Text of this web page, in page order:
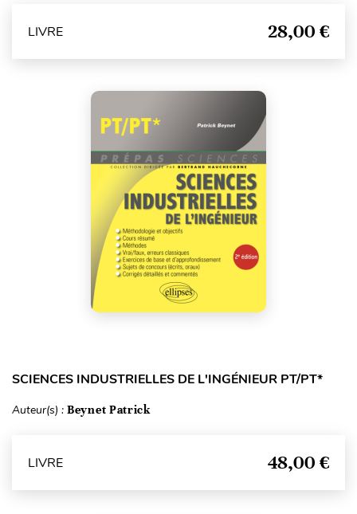
LIVRE 28,00 €
SCIENCES INDUSTRIELLES DE L'INGÉNIEUR PT/PT*
Auteur(s) : Beynet Patrick
LIVRE 48,00 €